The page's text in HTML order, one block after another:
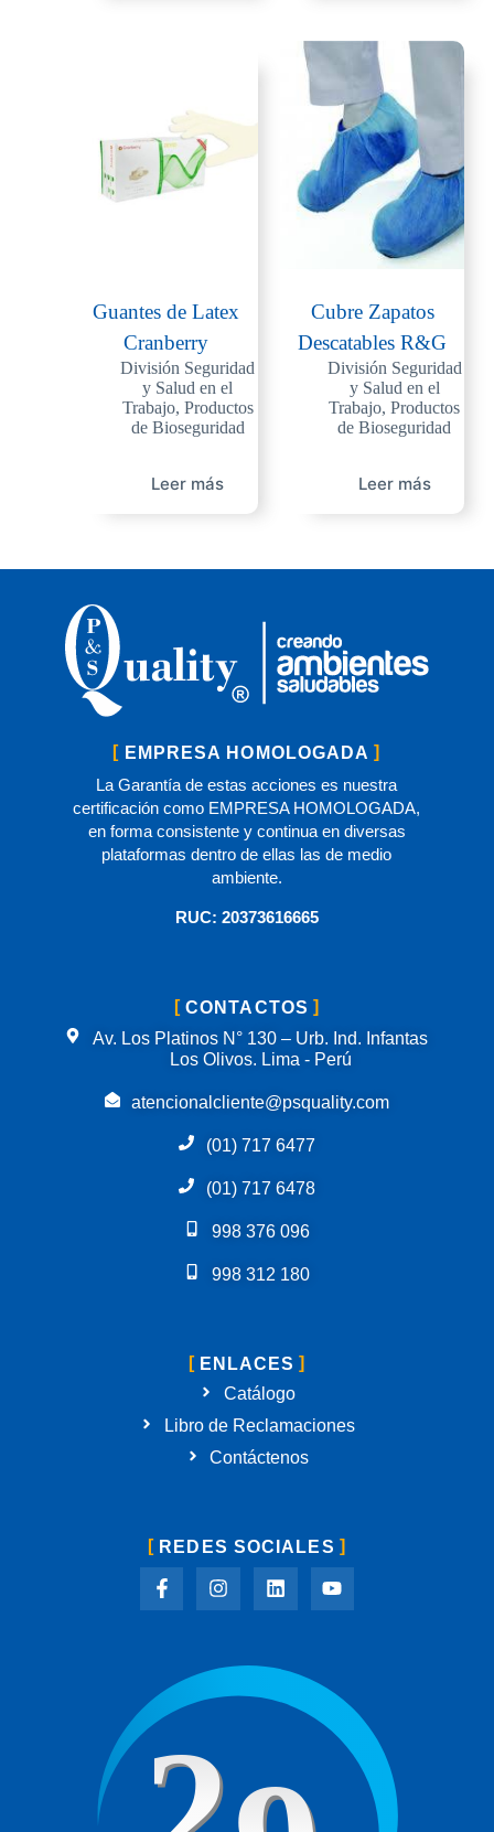
Guantes de Latex
Cranberry
División Seguridad
y Salud en el
Trabajo, Productos
de Bioseguridad
Leer más
Cubre Zapatos
Descatables R&G
División Seguridad
y Salud en el
Trabajo,Productos
de Bioseguridad
Leer más
EMPRESA HOMOLOGADA
La Garantía de estas acciones es nuestra
certificación como EMPRESA HOMOLOGADA,
en forma consistente y continua en diversas
plataformas dentro de ellas las de medio
ambiente.
RUC: 20373616665
CONTACTOS
Av. Los Platinos N° 130 – Urb. Ind. Infantas
Los Olivos. Lima - Perú
atencionalcliente@psquality.com
(01) 717 6477
(01) 717 6478
998 376 096
998 312 180
ENLACES
Catálogo
Libro de Reclamaciones
Contáctenos
REDES SOCIALES